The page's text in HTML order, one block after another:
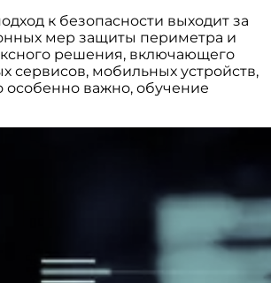
к безопасности выходит за
мер защиты периметра и
решения, включающего
сервисов, мобильных устройств,
особенно важно, обучение